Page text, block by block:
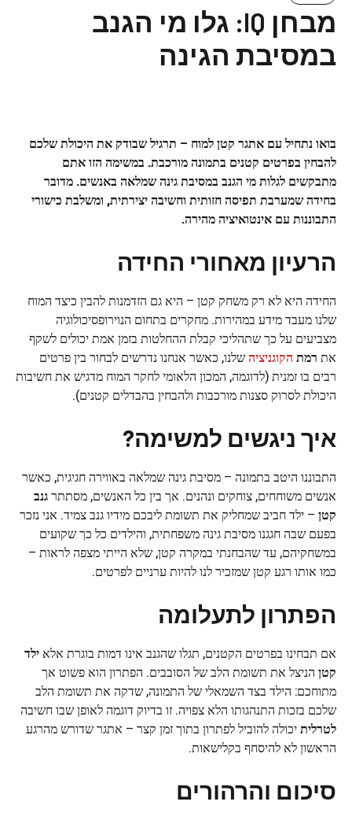
מבחן IQ: גלו מי הגנב
במסיבת הגינה
בואו נתחיל עם אתגר קטן למוח – תרגיל שבודק את היכולת שלכם
להבחין בפרטים קטנים בתמונה מורכבת. במשימה הזו אתם
מתבקשים לגלות מי הגנב במסיבת גינה שמלאה באנשים. מדובר
בחידה שמערבת תפיסה חזותית וחשיבהיצירתית, ומשלבת כישורי
התבוננות עם אינטואיציה מהירה.
הרעיון מאחורי החידה
החידה היא לא רק משחק קטן – היא גם הזדמנות להבין כיצד המוח
שלנו מעבד מידע במהירות. מחקרים בתחום הנוירופסיכולוגיה
מצביעים על כך שתהליכי קבלת ההחלטות בזמן אמת יכולים לשקף
את רמת הקוגניציהשלנו, כאשר אנחנו נדרשים לבחור בין פרטים
רבים בו זמנית (לדוגמה, המכון הלאומי לחקר המוח מדגיש את חשיבות
היכולת לסרוק סצנות מורכבות ולהבחין בהבדלים קטנים).
איך ניגשים למשימה?
התבוננו היטב בתמונה – מסיבת גינה שמלאה באווירה חגיגית, כאשר
אנשים משוחחים, צוחקים ונהנים. אך בין כל האנשים, מסתתרגנב
קטן – ילד חביב שמחליק את תשומת ליבכם מידיו גנב צמיד. אני נזכר
בפעם שבה חגגנו מסיבת גינה משפחתית, והילדים כל כך שקועים
במשחקיהם, עד שהבחנתי במקרה קטן, שלא הייתי מצפה לראות –
כמו אותו רגע קטן שמזכיר לנו להיות ערניים לפרטים.
הפתרון לתעלומה
אם תבחינו בפרטים הקטנים, תגלו שהגנב אינו דמות בוגרת אלאילד
קטן הניצל את תשומת הלב של הסובבים. הפתרון הוא פשוט אך
מתוחכם: הילד בצד השמאלי של התמונה, שדקה את תשומת הלב
שלכם בזכות התנהגותו הלא צפויה. זו בדיוק דוגמה לאופן שבו חשיבה
לטרליתיכולה להוביל לפתרון בתוך זמן קצר – אתגר שדורש מהרגע
הראשון לא להיסחף בקלישאות.
סיכום והרהורים